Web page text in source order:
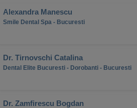
Alexandra Manescu
Smile Dental Spa - Bucuresti
Dr. Tirnovschi Catalina
Dental Elite Bucuresti - Dorobanti - Bucuresti
Dr. Zamfirescu Bogdan